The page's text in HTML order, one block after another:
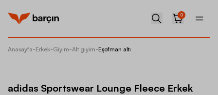
0
Anasayfa-Erkek-Giyim-Alt giyim-Eşofman altı
adidas Sportswear Lounge Fleece Erkek